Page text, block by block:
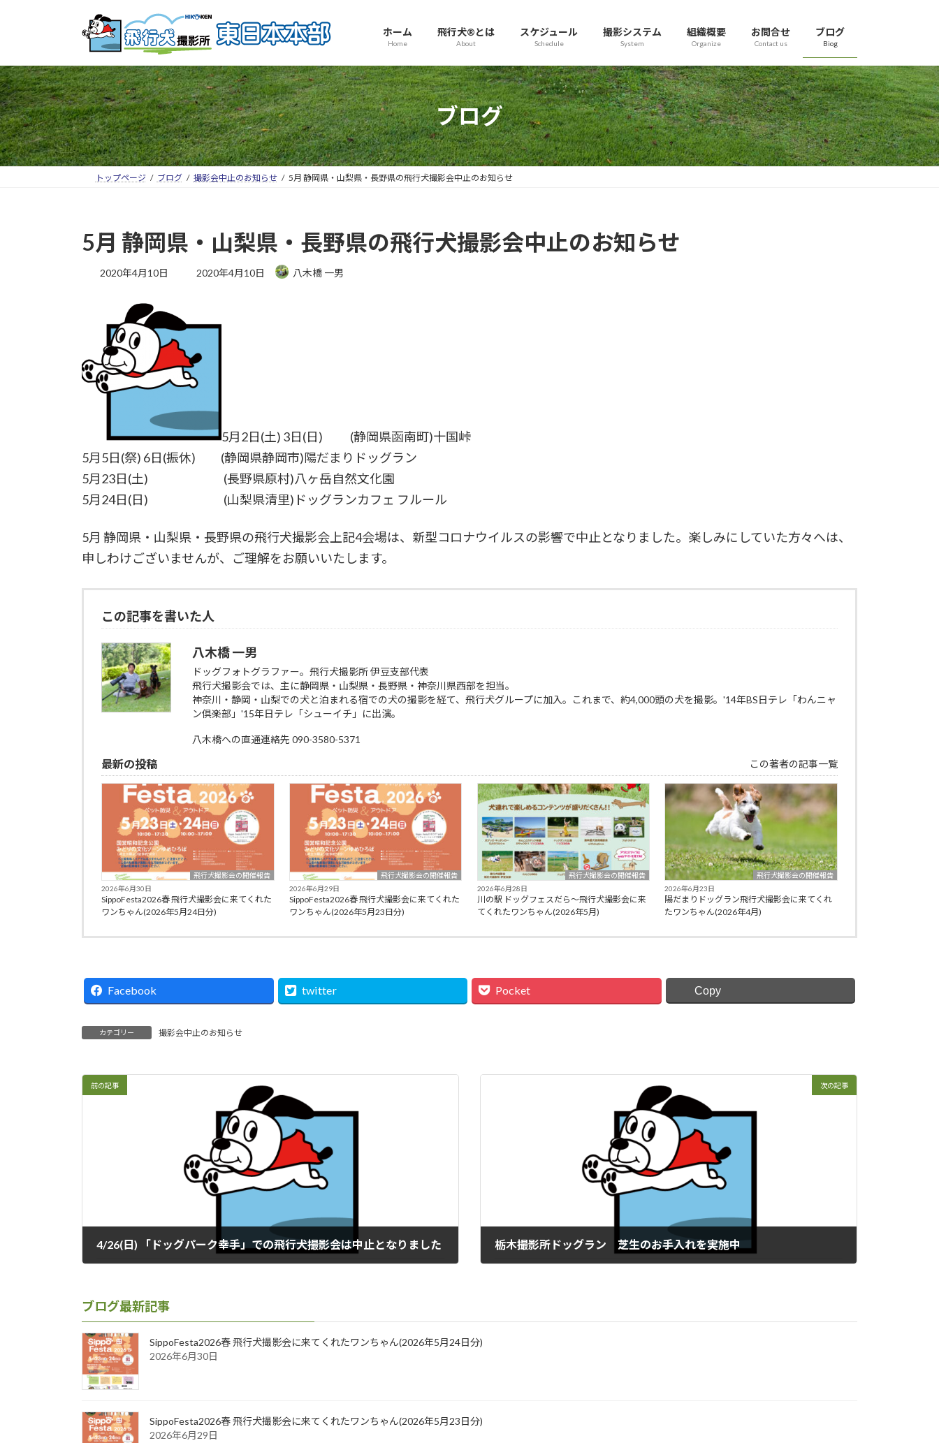
ホーム
Home
飛行犬®とは
About
スケジュール
Schedule
撮影システム
System
組織概要
Organize
お問合せ
Contact us
ブログ
Biog
ブログ
トップページ ブログ 撮影会中止のお知らせ 5月 静岡県・山梨県・長野県の飛行犬撮影会中止のお知らせ
5月 静岡県・山梨県・長野県の飛行犬撮影会中止のお知らせ
2020年4月10日 2020年4月10日 八木橋 一男
5月2日(土) 3日(日) (静岡県函南町)十国峠
5月5日(祭) 6日(振休) (静岡県静岡市)陽だまりドッグラン
5月23日(土) (長野県原村)八ヶ岳自然文化園
5月24日(日) (山梨県清里)ドッグランカフェ フルール
5月 静岡県・山梨県・長野県の飛行犬撮影会上記4会場は、新型コロナウイルスの影響で中止となりました。楽しみにしていた方々へは、
申しわけございませんが、ご理解をお願いいたします。
この記事を書いた人
八木橋 一男
ドッグフォトグラファー。飛行犬撮影所 伊豆支部代表
飛行犬撮影会では、主に静岡県・山梨県・長野県・神奈川県西部を担当。
神奈川・静岡・山梨での犬と泊まれる宿での犬の撮影を経て、飛行犬グループに加入。これまで、約4,000頭の犬を撮影。'14年BS日テレ「わんニャ
ン倶楽部」'15年日テレ「シューイチ」に出演。
八木橋への直通連絡先 090-3580-5371
最新の投稿 この著者の記事一覧
飛行犬撮影会の開催報告
2026年6月30日
SippoFesta2026春 飛行犬撮影会に来てくれた
ワンちゃん(2026年5月24日分)
飛行犬撮影会の開催報告
2026年6月29日
SippoFesta2026春 飛行犬撮影会に来てくれた
ワンちゃん(2026年5月23日分)
飛行犬撮影会の開催報告
2026年6月28日
川の駅 ドッグフェスだら～飛行犬撮影会に来
てくれたワンちゃん(2026年5月)
飛行犬撮影会の開催報告
2026年6月23日
陽だまりドッグラン飛行犬撮影会に来てくれ
たワンちゃん(2026年4月)
Facebook twitter Pocket Copy
カテゴリー 撮影会中止のお知らせ
前の記事
4/26(日) 「ドッグパーク幸手」での飛行犬撮影会は中止となりました
次の記事
栃木撮影所ドッグラン 芝生のお手入れを実施中
ブログ最新記事
SippoFesta2026春 飛行犬撮影会に来てくれたワンちゃん(2026年5月24日分)
2026年6月30日
SippoFesta2026春 飛行犬撮影会に来てくれたワンちゃん(2026年5月23日分)
2026年6月29日